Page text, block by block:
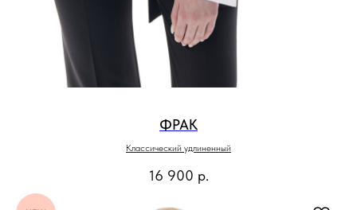
ФРАК
Классический удлиненный
16 900 р.